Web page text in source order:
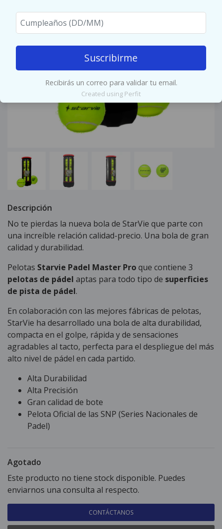
Suscribirme
Recibirás un correo para validar tu email.
Created using Perfit
Descripción
No te pierdas la nueva bola de StarVie que parte con
una increíble relación calidad-precio. Una bola de gran
calidad y durabilidad.
Pelotas Starvie Padel Master Proque contiene 3
pelotas de pádel aptas para todo tipo de superficies
de pista de pádel.
En colaboración con las mejores fábricas de pelotas,
StarVie ha desarrollado una bola de alta durabilidad,
compacta en el golpe, rápida y de sensaciones
agradables al tacto, perfecta para el despliegue del más
alto nivel de pádel en cada partido.
Alta Durabilidad
Alta Precisión
Gran calidad de bote
Pelota Oficial de las SNP (Series Nacionales de
Padel)
Agotado
Este producto no tiene stock disponible. Puedes
enviarnos una consulta al respecto.
CONTÁCTANOS